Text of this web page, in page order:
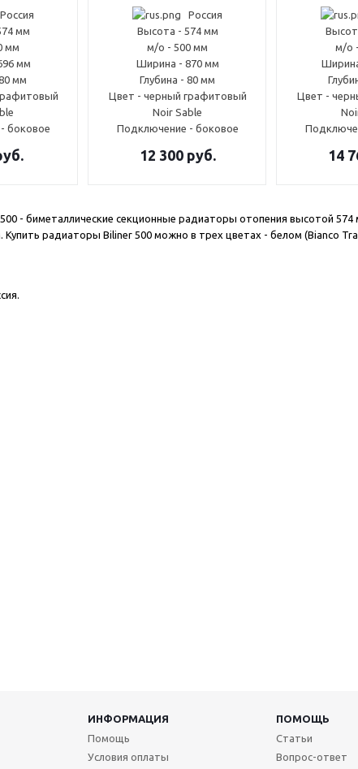
мм
мм
мм
мм
боковое
Россия
Высота - 574 мм
м/о - 500 мм
Ширина - 870 мм
Глубина - 80 мм
Цвет - черный графитовый
Noir Sable
Подключение - боковое
12 300руб.
м/о
Цвет -
14
- биметаллические секционные радиаторы отопения высотой
Купить радиаторы Biliner 500 можно в трех цветах - белом (Bianco
ИНФОРМАЦИЯ
ПОМОЩЬ
Помощь
Условия оплаты
Статьи
Вопрос-ответ